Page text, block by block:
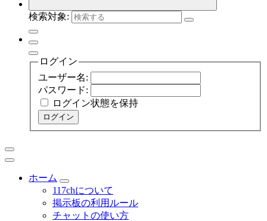
検索対象:
ログイン
ユーザー名:
パスワード:
ログイン状態を保持
ログイン
ホーム
117chについて
掲示板の利用ルール
チャットの使い方